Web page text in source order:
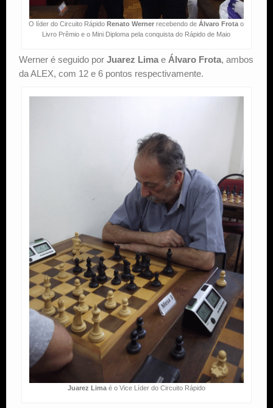
O líder do Circuito Rápido Renato Werner recebendo deÁlvaro Frota o
Livro Prêmio e o Mini Diploma pela conquista do Rápido de Maio
Werner é seguido por Juarez Lima e Álvaro Frota, ambos
da ALEX, com 12 e 6 pontos respectivamente.
Juarez Limaé o Vice Líder do Circuito Rápido